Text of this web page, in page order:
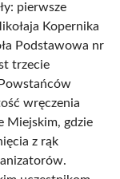
pierwsze
Kopernika
Podstawowa nr
trzecie
wręczenia
Miejskim, gdzie
z rąk